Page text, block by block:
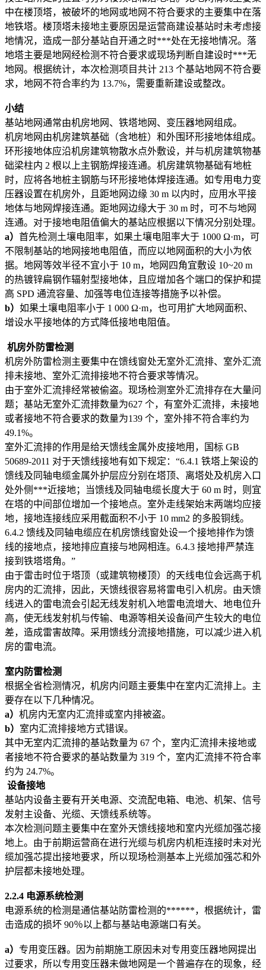
中在楼顶塔，被破坏的地网或地网不符合要求的主要集中在落
地铁塔。楼顶塔未接地主要原因是运营商建设基站时未考虑接
地情况，造成一部分基站自开通之时***处在无接地情况。落
地塔主要是地网经检测不符合要求或现场判断自建设时***无
地网。根据统计，本次检测项目共计 213 个基站地网不符合要
求，地网不符合率约为 13.7%，需要重新建设或整改。
小结
基站地网通常由机房地网、铁塔地网、变压器地网组成。
机房地网由机房建筑基础（含地桩）和外围环形接地体组成。
环形接地体应沿机房建筑物散水点外敷设，并与机房建筑物基
础梁柱内 2 根以上主钢筋焊接连通。机房建筑物基础有地桩
时，应将各地桩主钢筋与环形接地体焊接连通。如专用电力变
压器设置在机房外，且距地网边缘 30 m 以内时，应用水平接
地体与地网焊接连通。距地网边缘大于 30 m 时，可不与地网
连通。对于接地电阻值偏大的基站应根据以下情况分别处理。
a） 首先检测土壤电阻率，如果土壤电阻率大于 1000 Ω·m，可
不限制基站的地网接地电阻值，而应以地网面积的大小为依
据。地网等效半径不宜小于 10 m，地网四角宜敷设 10~20 m
的热镀锌扁钢作辐射型接地体，且应增加各个端口的保护和提
高 SPD 通流容量、加强等电位连接等措施予以补偿。
b） 如果土壤电阻率小于 1 000 Ω·m，也可用扩大地网面积、
增设水平接地体的方式降低接地电阻值。
机房外防雷检测
机房外防雷检测主要集中在馈线窗处无室外汇流排、室外汇流
排未接地、室外汇流排接地不符合要求等情况。
由于室外汇流排经常被偷盗。现场检测室外汇流排存在大量问
题；基站无室外汇流排数量为627 个，有室外汇流排，未接地
或者接地不符合要求的数量为139 个，室外排不符合率约为
49.1%。
室外汇流排的作用是给天馈线金属外皮接地用，国标 GB
50689-2011 对于天馈线接地有如下规定：“6.4.1 铁塔上架设的
馈线及同轴电缆金属外护层应分别在塔顶、离塔处及机房入口
处外侧***近接地；当馈线及同轴电缆长度大于 60 m 时，则宜
在塔的中间部位增加一个接地点。室外走线架始末两端均应接
地，接地连接线应采用截面积不小于 10 mm2 的多股铜线。
6.4.2 馈线及同轴电缆应在机房馈线窗处设一个接地排作为馈
线的接地点，接地排应直接与地网相连。6.4.3 接地排严禁连
接到铁塔塔角。”
由于雷击时位于塔顶（或建筑物楼顶）的天线电位会远高于机
房内的汇流排，因此，天馈线很容易将雷电引入机房。由天馈
线进入的雷电流会引起无线发射机入地雷电流增大、地电位升
高，使无线发射机与传输、电源等相关设备间产生较大的电位
差，造成雷害故障。采用馈线分流接地措施，可以减少进入机
房的雷电流。
室内防雷检测
根据全省检测情况，机房内问题主要集中在室内汇流排上。主
要存在以下几种情况。
a） 机房内无室内汇流排或室内排被盗。
b） 室内汇流排接地方式错误。
其中无室内汇流排的基站数量为 67 个，室内汇流排未接地或
者接地不符合要求的基站数量为 319 个，室内汇流排不符合率
约为 24.7%。
设备接地
基站内设备主要有开关电源、交流配电箱、电池、机架、信号
发射主设备、光缆、天馈线系统等。
本次检测问题主要集中在室外天馈线接地和室内光缆加强芯接
地上。由于前期运营商在进行光缆与机房内机柜连接时未对光
缆加强芯提出接地要求，所以现场检测基本上光缆加强芯和外
护层都未接地处理。
2.2.4 电源系统检测
电源系统的检测是通信基站防雷检测的******，根据统计，雷
击造成的损坏 90％以上都与基站电源端口有关。
a） 专用变压器。因为前期施工原因未对专用变压器地网提出
过要求，所以专用变压器未做地网是一个普遍存在的现象，经